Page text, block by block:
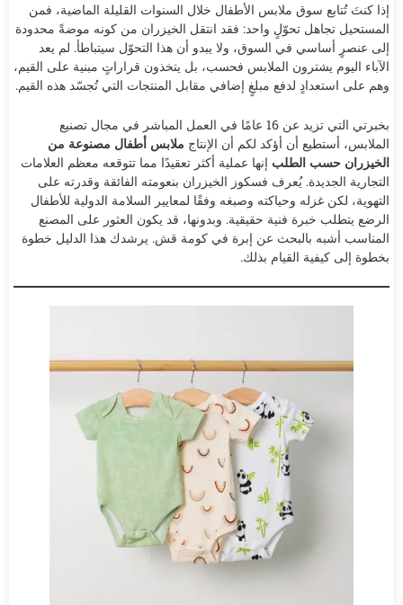
إذا كنتَ تُتابع سوق ملابس الأطفال خلال السنوات القليلة الماضية، فمن
المستحيل تجاهل تحوّلٍ واحد: فقد انتقل الخيزران من كونه موضةً محدودة
إلى عنصرٍ أساسي في السوق، ولا يبدو أن هذا التحوّل سيتباطأ. لم يعد
الآباء اليوم يشترون الملابس فحسب، بل يتخذون قراراتٍ مبنية على القيم،
وهم على استعدادٍ لدفع مبلغٍ إضافي مقابل المنتجات التي تُجسّد هذه القيم.
بخبرتي التي تزيد عن 16 عامًا في العمل المباشر في مجال تصنيع
الملابس، أستطيع أن أؤكد لكم أن الإنتاج ملابس أطفال مصنوعة من
الخيزران حسب الطلب إنها عملية أكثر تعقيدًا مما تتوقعه معظم العلامات
التجارية الجديدة. يُعرف فسكوز الخيزران بنعومته الفائقة وقدرته على
التهوية، لكن غزله وحياكته وصبغه وفقًا لمعايير السلامة الدولية للأطفال
الرضع يتطلب خبرة فنية حقيقية. وبدونها، قد يكون العثور على المصنع
المناسب أشبه بالبحث عن إبرة في كومة قش. يرشدك هذا الدليل خطوة
بخطوة إلى كيفية القيام بذلك.